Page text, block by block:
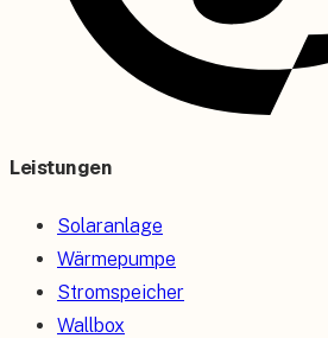
Leistungen
Solaranlage
Wärmepumpe
Stromspeicher
Wallbox